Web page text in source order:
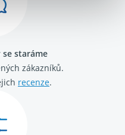
se staráme
zákazníků.
recenze.